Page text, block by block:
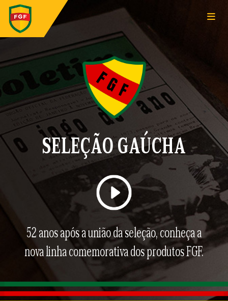
SELEÇÃO GAÚCHA
52 anos após a união da seleção, conheça a
nova linha comemorativa dos produtos FGF.